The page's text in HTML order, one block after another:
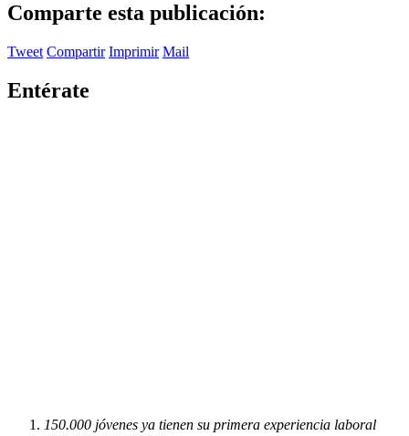
Comparte esta publicación:
Tweet Compartir Imprimir Mail
Entérate
150.000 jóvenes ya tienen su primera experiencia laboral